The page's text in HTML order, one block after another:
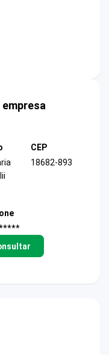
CEP
18682-893